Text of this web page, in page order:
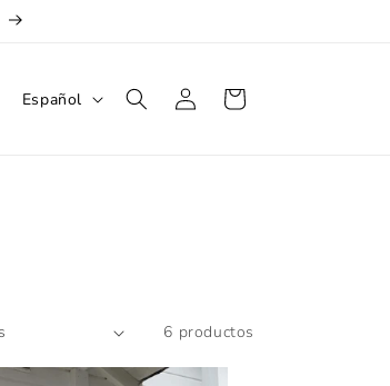
Español
Iniciar
sesión
Carrito
6 productos